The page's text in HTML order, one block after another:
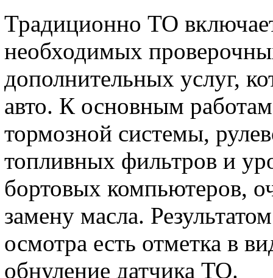
Традиционно ТО
необходимых
дополнительных услуг,
авто. К основным
тормозной системы,
топливных фильтров и
бортовых компьютеров,
замену масла.
осмотра есть отметка в
обнуление датчика ТО.